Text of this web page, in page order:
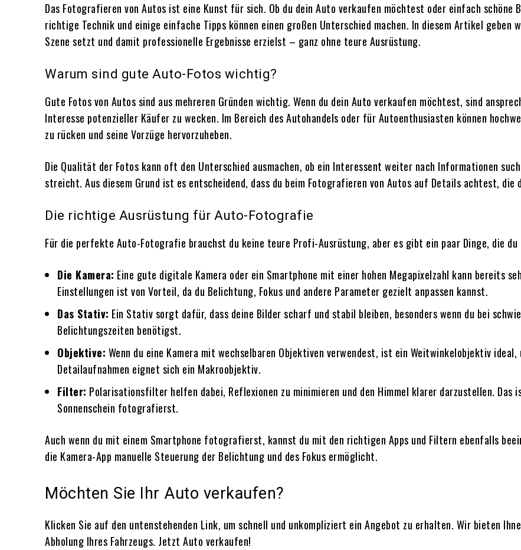
Das Fotografieren von Autos ist eine Kunst für sich. Ob du dein Auto verkaufen möchtest oder einfach
richtige Technik und einige einfache Tipps können einen großen Unterschied machen. In diesem Artikel
Szene setzt und damit professionelle Ergebnisse erzielst – ganz ohne teure Ausrüstung.
Warum sind gute Auto-Fotos wichtig?
Gute Fotos von Autos sind aus mehreren Gründen wichtig. Wenn du dein Auto verkaufen möchtest, sind
Interesse potenzieller Käufer zu wecken. Im Bereich des Autohandels oder für Autoenthusiasten können
zu rücken und seine Vorzüge hervorzuheben.
Die Qualität der Fotos kann oft den Unterschied ausmachen, ob ein Interessent weiter nach Informationen
streicht. Aus diesem Grund ist es entscheidend, dass du beim Fotografieren von Autos auf Details achtest,
Die richtige Ausrüstung für Auto-Fotografie
Für die perfekte Auto-Fotografie brauchst du keine teure Profi-Ausrüstung, aber es gibt ein paar Dinge, die
Die Kamera: Eine gute digitale Kamera oder ein Smartphone mit einer hohen Megapixelzahl kann bereits
Einstellungen ist von Vorteil, da du Belichtung, Fokus und andere Parameter gezielt anpassen kannst.
Das Stativ: Ein Stativ sorgt dafür, dass deine Bilder scharf und stabil bleiben, besonders wenn du bei
Belichtungszeiten benötigst.
Objektive: Wenn du eine Kamera mit wechselbaren Objektiven verwendest, ist ein Weitwinkelobjektiv
Detailaufnahmen eignet sich ein Makroobjektiv.
Filter: Polarisationsfilter helfen dabei, Reflexionen zu minimieren und den Himmel klarer darzustellen. Das
Sonnenschein fotografierst.
Auch wenn du mit einem Smartphone fotografierst, kannst du mit den richtigen Apps und Filtern ebenfalls
die Kamera-App manuelle Steuerung der Belichtung und des Fokus ermöglicht.
Möchten Sie Ihr Auto verkaufen?
Klicken Sie auf den untenstehenden Link, um schnell und unkompliziert ein Angebot zu erhalten. Wir bieten
Abholung Ihres Fahrzeugs. Jetzt Auto verkaufen!